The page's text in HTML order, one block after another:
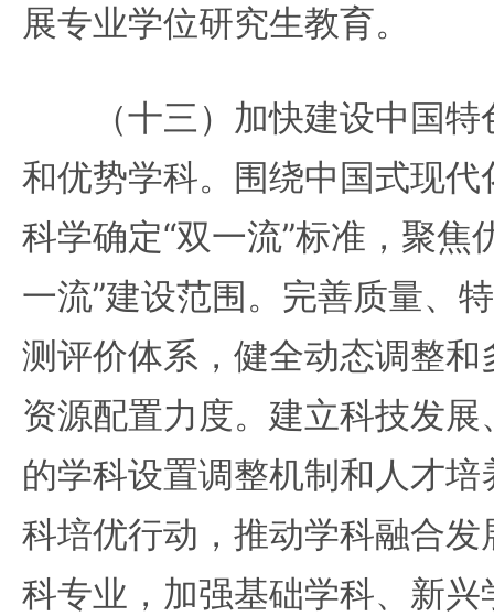
展专业学位研究生教育。
（十三）加快建设中国特
和优势学科。围绕中国式现
科学确定“双一流”标准，聚焦
一流”建设范围。完善质量、
测评价体系，健全动态调整
资源配置力度。建立科技发
的学科设置调整机制和人才
科培优行动，推动学科融合
科专业，加强基础学科、新